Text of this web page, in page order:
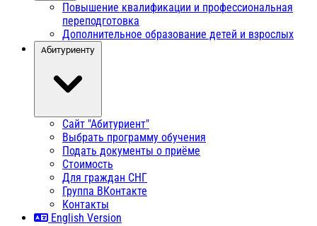
Повышение квалификации и профессиональная
переподготовка
Дополнительное образование детей и взрослых
Абитуриенту
Сайт "Абитуриент"
Выбрать программу обучения
Подать документы о приёме
Стоимость
Для граждан СНГ
Группа ВКонтакте
Контакты
English Version